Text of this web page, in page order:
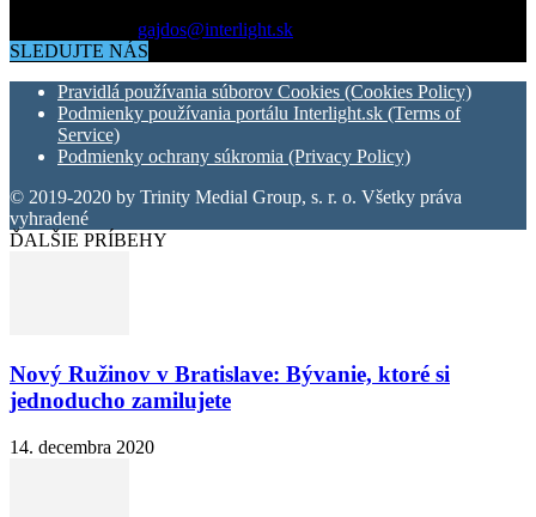
gajdos@interlight.sk
SLEDUJTE NÁS
Pravidlá používania súborov Cookies (Cookies Policy)
Podmienky používania portálu Interlight.sk (Terms of
Service)
Podmienky ochrany súkromia (Privacy Policy)
© 2019-2020 by Trinity Medial Group, s. r. o. Všetky práva
vyhradené
ĎALŠIE PRÍBEHY
Nový Ružinov v Bratislave: Bývanie, ktoré si
jednoducho zamilujete
14. decembra 2020